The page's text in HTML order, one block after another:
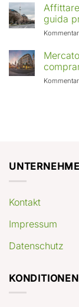
guida
Kontakt
Impressum
Datenschutz
KONDITIONEN